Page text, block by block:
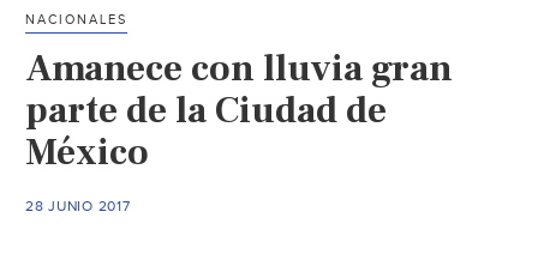
NACIONALES
Amanece con lluvia gran
parte de la Ciudad de
México
28 JUNIO 2017